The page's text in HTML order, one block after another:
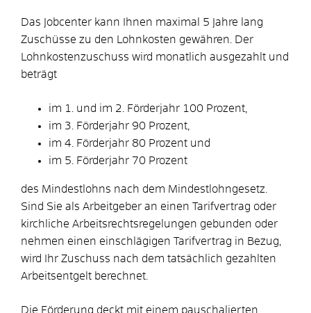
Das Jobcenter kann Ihnen maximal 5 Jahre lang
Zuschüsse zu den Lohnkosten gewähren. Der
Lohnkostenzuschuss wird monatlich ausgezahlt und
beträgt
im 1. und im 2. Förderjahr 100 Prozent,
im 3. Förderjahr 90 Prozent,
im 4. Förderjahr 80 Prozent und
im 5. Förderjahr 70 Prozent
des Mindestlohns nach dem Mindestlohngesetz.
Sind Sie als Arbeitgeber an einen Tarifvertrag oder
kirchliche Arbeitsrechtsregelungen gebunden oder
nehmen einen einschlägigen Tarifvertrag in Bezug,
wird Ihr Zuschuss nach dem tatsächlich gezahlten
Arbeitsentgelt berechnet.
Die Förderung deckt mit einem pauschalierten